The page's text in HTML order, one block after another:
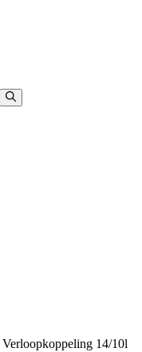
Verloopkoppeling 14/10l